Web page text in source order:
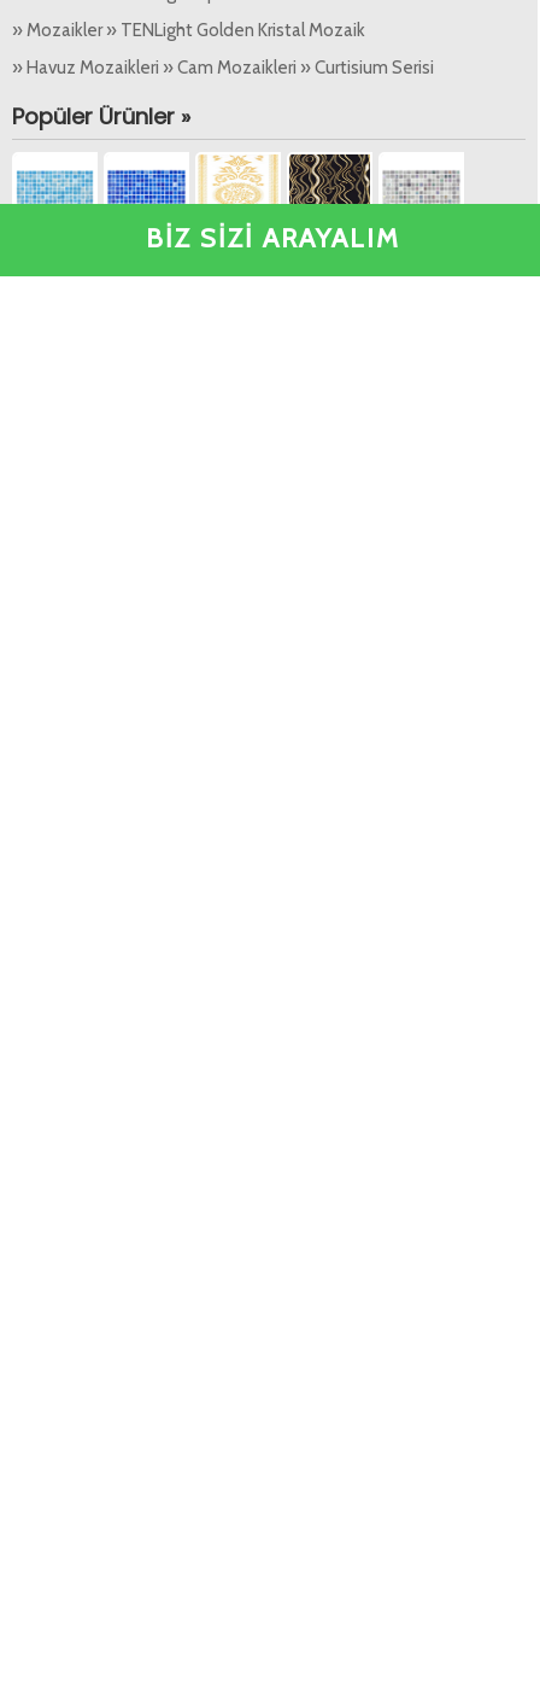
BİZ SİZİ ARAYALIM
» Mozaikler » TENLight Golden Kristal Mozaik
» Havuz Mozaikleri » Cam Mozaikleri » Curtisium Serisi
Popüler Ürünler »